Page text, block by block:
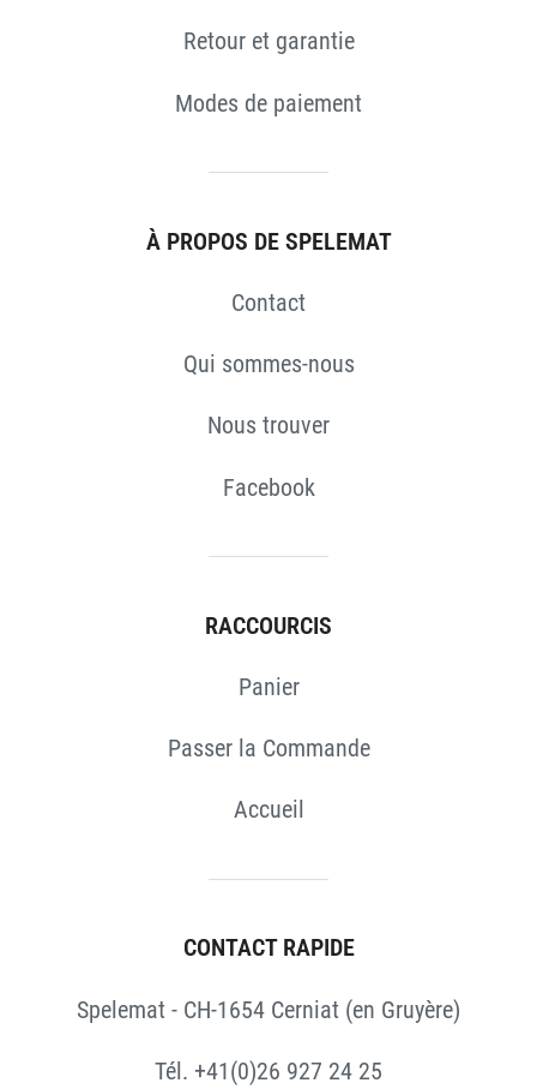
Retour et garantie
Modes de paiement
À PROPOS DE SPELEMAT
Contact
Qui sommes-nous
Nous trouver
Facebook
RACCOURCIS
Panier
Passer la Commande
Accueil
CONTACT RAPIDE
Spelemat - CH-1654 Cerniat (en Gruyère)
Tél. +41(0)26 927 24 25